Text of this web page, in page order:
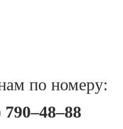
по номеру: